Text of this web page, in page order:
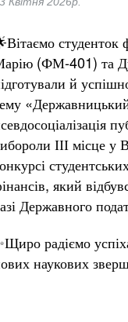
студенток
(ФМ-401) та
й
ІІІ місце у
який
Державного
радіємо
наукових